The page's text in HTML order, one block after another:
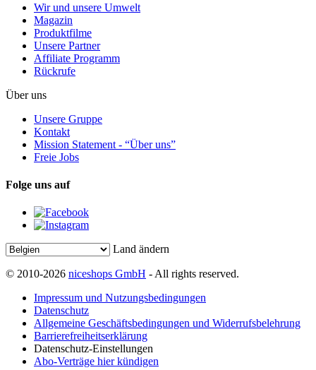
Wir und unsere Umwelt
Magazin
Produktfilme
Unsere Partner
Affiliate Programm
Rückrufe
Über uns
Unsere Gruppe
Kontakt
Mission Statement - “Über uns”
Freie Jobs
Folge uns auf
Land ändern
© 2010-2026 niceshops GmbH - All rights reserved.
Impressum und Nutzungsbedingungen
Datenschutz
Allgemeine Geschäftsbedingungen und Widerrufsbelehrung
Barrierefreiheitserklärung
Datenschutz-Einstellungen
Abo-Verträge hier kündigen